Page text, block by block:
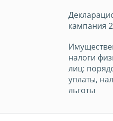
кампания
налоги
лиц:
уплаты,
льготы